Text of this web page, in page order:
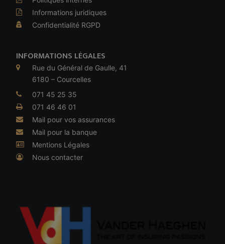
Informations juridiques
Confidentialité RGPD
INFORMATIONS LÉGALES
Rue du Général de Gaulle, 41
6180 – Courcelles
071 45 25 35
071 46 46 01
Mail pour vos assurances
Mail pour la banque
Mentions Légales
Nous contacter